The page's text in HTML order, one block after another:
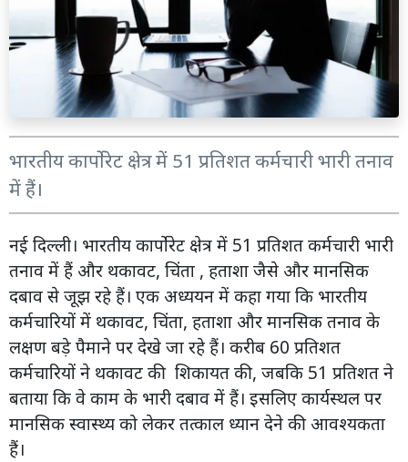
भारतीय कार्पोरेट क्षेत्र में 51 प्रतिशत कर्मचारी भारी तनाव
में हैं।
नई दिल्ली। भारतीय कार्पोरेट क्षेत्र में 51 प्रतिशत कर्मचारी भारी
तनाव में हैं और थकावट, चिंता , हताशा जैसे और मानसिक
दबाव से जूझ रहे हैं। एक अध्ययन में कहा गया कि भारतीय
कर्मचारियों में थकावट, चिंता, हताशा और मानसिक तनाव के
लक्षण बड़े पैमाने पर देखे जा रहे हैं। करीब 60 प्रतिशत
कर्मचारियों ने थकावट की शिकायत की, जबकि 51 प्रतिशत ने
बताया कि वे काम के भारी दबाव में हैं। इसलिए कार्यस्थल पर
मानसिक स्वास्थ्य को लेकर तत्काल ध्यान देने की आवश्यकता
हैं।